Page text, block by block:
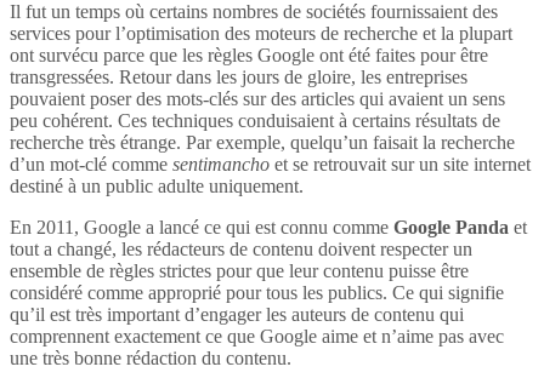
Il fut un temps où certains nombres de sociétés fournissaient des
services pour l’optimisation des moteurs de recherche et la plupart
ont survécu parce que les règles Google ont été faites pour être
transgressées. Retour dans les jours de gloire, les entreprises
pouvaient poser des mots-clés sur des articles qui avaient un sens
peu cohérent. Ces techniques conduisaient à certains résultats de
recherche très étrange. Par exemple, quelqu’un faisait la recherche
d’un mot-clé comme sentimancho et se retrouvait sur un site internet
destiné à un public adulte uniquement.
En 2011, Google a lancé ce qui est connu comme Google Panda et
tout a changé, les rédacteurs de contenu doivent respecter un
ensemble de règles strictes pour que leur contenu puisse être
considéré comme approprié pour tous les publics. Ce qui signifie
qu’il est très important d’engager les auteurs de contenu qui
comprennent exactement ce que Google aime et n’aime pas avec
une très bonne rédaction du contenu.